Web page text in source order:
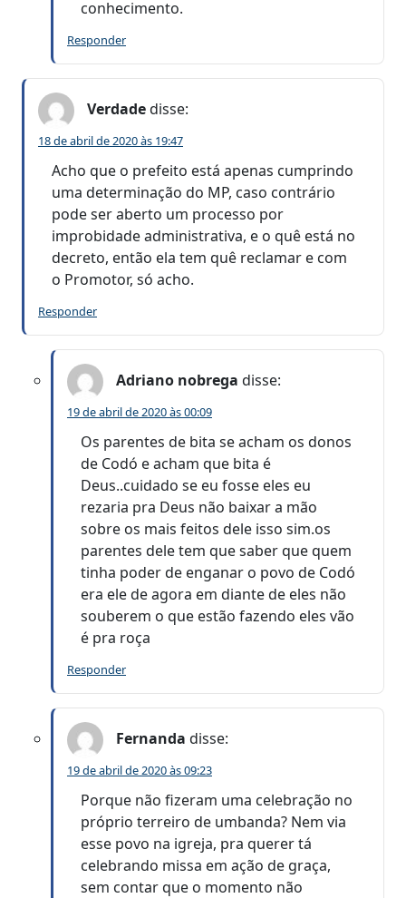
conhecimento.
Responder
Verdadedisse:
18 de abril de 2020 às 19:47
Acho que o prefeito está apenas cumprindo
uma determinação do MP, caso contrário
pode ser aberto um processo por
improbidade administrativa, e o quê está no
decreto, então ela tem quê reclamar e com
o Promotor, só acho.
Responder
Adriano nobrega disse:
19 de abril de 2020 às 00:09
Os parentes de bita se acham os donos
de Codó e acham que bita é
Deus..cuidado se eu fosse eles eu
rezaria pra Deus não baixar a mão
sobre os mais feitos dele isso sim.os
parentes dele tem que saber que quem
tinha poder de enganar o povo de Codó
era ele de agora em diante de eles não
souberem o que estão fazendo eles vão
é pra roça
Responder
Fernanda disse:
19 de abril de 2020 às 09:23
Porque não fizeram uma celebração no
próprio terreiro de umbanda? Nem via
esse povo na igreja, pra querer tá
celebrando missa em ação de graça,
sem contar que o momento não